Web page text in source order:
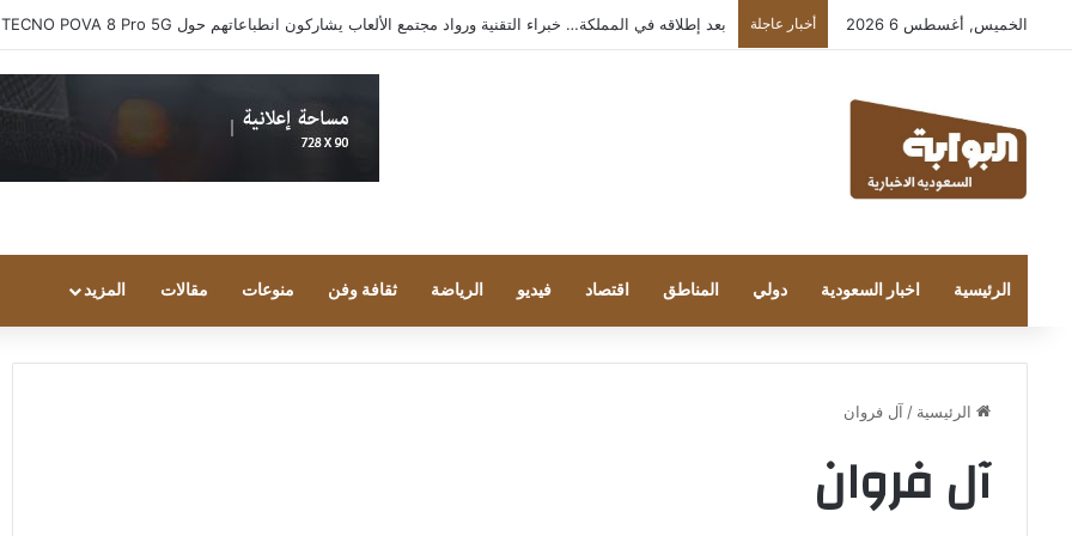
الخميس, أغسطس 6 2026 أخبار عاجلة بعد إطلاقه في المملكة… خبراء التقنية ورواد مجتمع الألعاب يشاركون انطباعاتهم حول TECNO POVA 8 Pro 5G
الرئيسية اخبار السعودية دولي المناطق اقتصاد فيديو الرياضة ثقافة وفن منوعات مقالات المزيد
الرئيسية / آل فروان
آل فروان